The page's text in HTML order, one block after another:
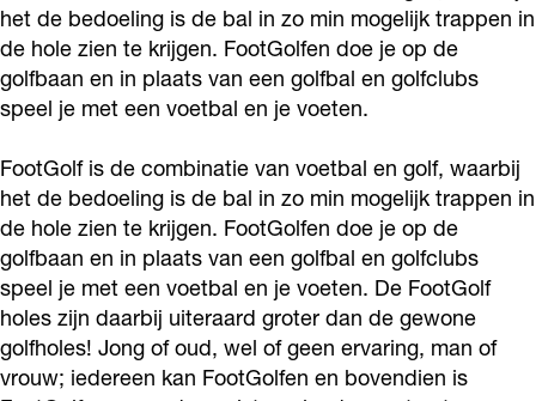
e
s
p
d
u
y
n
f
T
e
p
e
l
d
u
y
n
l
f
T
s
p
e
l
d
u
y
e
s
p
l
d
u
y
n
o
l
f
e
s
p
e
d
u
o
k
F
o
o
t
G
o
l
f
T
r
a
m
F
o
o
t
G
o
l
f
e
F
o
o
t
G
o
l
f
T
e
het de bedoeling is de bal in zo min mogelijk trappen in
de hole zien te krijgen. FootGolfen doe je op de
golfbaan en in plaats van een golfbal en golfclubs
speel je met een voetbal en je voeten.
FootGolf is de combinatie van voetbal en golf, waarbij
het de bedoeling is de bal in zo min mogelijk trappen in
de hole zien te krijgen. FootGolfen doe je op de
golfbaan en in plaats van een golfbal en golfclubs
speel je met een voetbal en je voeten. De FootGolf
holes zijn daarbij uiteraard groter dan de gewone
golfholes! Jong of oud, wel of geen ervaring, man of
vrouw; iedereen kan FootGolfen en bovendien is